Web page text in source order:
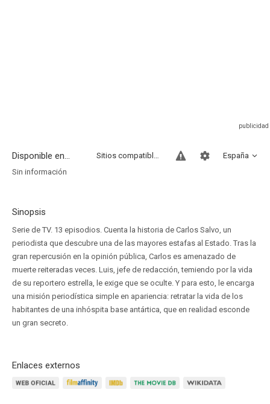
Disponible en... España
Sitios compatibles
Sin información
Sinopsis
Serie de TV. 13 episodios. Cuenta la historia de Carlos Salvo, un
periodista que descubre una de las mayores estafas al Estado. Tras la
gran repercusión en la opinión pública, Carlos es amenazado de
muerte reiteradas veces. Luis, jefe de redacción, temiendo por la vida
de su reportero estrella, le exige que se oculte. Y para esto, le encarga
una misión periodística simple en apariencia: retratar la vida de los
habitantes de una inhóspita base antártica, que en realidad esconde
un gran secreto.
Enlaces externos